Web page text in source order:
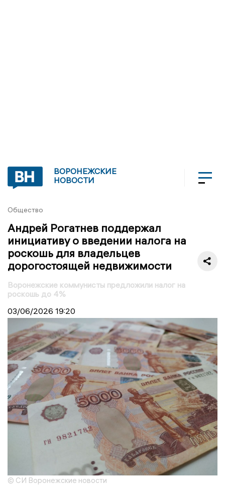
ВОРОНЕЖСКИЕ
НОВОСТИ
Общество
Андрей Рогатнев поддержал
инициативу о введении налога на
роскошь для владельцев
дорогостоящей недвижимости
Воронежские коммунисты предложили налог на
роскошь до 4%
03/06/2026 19:20
© СИ Воронежские новости